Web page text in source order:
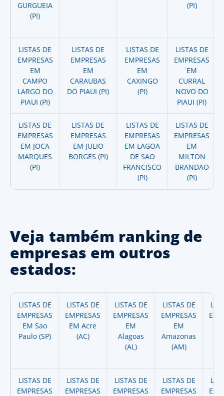
GURGUEIA
(PI)
(PI)
LISTAS DE
EMPRESAS
EM
CAMPO
LARGO DO
PIAUI (PI)
LISTAS DE
EMPRESAS
EM
CARAUBAS
DO PIAUI (PI)
LISTAS DE
EMPRESAS
EM
CAXINGO
(PI)
LISTAS DE
EMPRESAS
EM
CURRAL
NOVO DO
PIAUI (PI)
LISTAS DE
EMPRESAS
EM JOCA
MARQUES
(PI)
LISTAS DE
EMPRESAS
EM JULIO
BORGES (PI)
LISTAS DE
EMPRESAS
EM LAGOA
DE SAO
FRANCISCO
(PI)
LISTAS DE
EMPRESAS
EM
MILTON
BRANDAO
(PI)
Veja também ranking de
empresas em outros
estados:
LISTAS DE
EMPRESAS
EM Sao
Paulo (SP)
LISTAS DE
EMPRESAS
EM Acre
(AC)
LISTAS DE
EMPRESAS
EM
Alagoas
(AL)
LISTAS DE
EMPRESAS
EM
Amazonas
(AM)
LISTAS DE
EMPRESAS
LISTAS DE
EMPRESAS
LISTAS DE
EMPRESAS
LISTAS DE
EMPRESAS